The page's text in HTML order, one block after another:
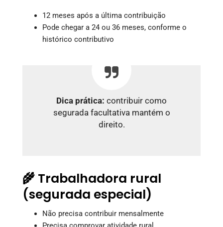
12 meses após a última contribuição
Pode chegar a 24 ou 36 meses, conforme o
histórico contributivo
Dica prática: contribuir como
segurada facultativa mantém o
direito.
🌾 Trabalhadora rural
(segurada especial)
Não precisa contribuir mensalmente